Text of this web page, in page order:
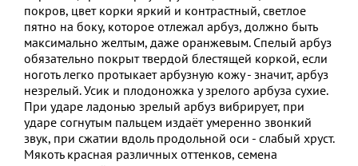
покров, цвет корки яркий и контрастный, светлое
пятно на боку, которое отлежал арбуз, должно быть
максимально желтым, даже оранжевым. Спелый арбуз
обязательно покрыт твердой блестящей коркой, если
ноготь легко протыкает арбузную кожу - значит, арбуз
незрелый. Усик и плодоножка у зрелого арбуза сухие.
При ударе ладонью зрелый арбуз вибрирует, при
ударе согнутым пальцем издаёт умеренно звонкий
звук, при сжатии вдоль продольной оси - слабый хруст.
Мякоть красная различных оттенков, семена